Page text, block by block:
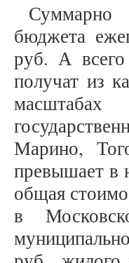
Суммарно
бюджета
руб. А
получат из
Марино,
превышает в
общая
в